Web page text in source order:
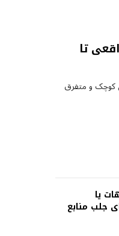
تا
کوچک و متفرق
یا
جلب منابع